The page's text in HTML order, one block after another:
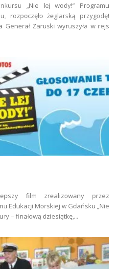
„Nie lej wody!” Programu
rozpoczęło żeglarską przygodę!
Generał Zaruski wyruszyła w rejs
film zrealizowany przez
Edukacji Morskiej w Gdańsku „Nie
– finałową dziesiątkę,...